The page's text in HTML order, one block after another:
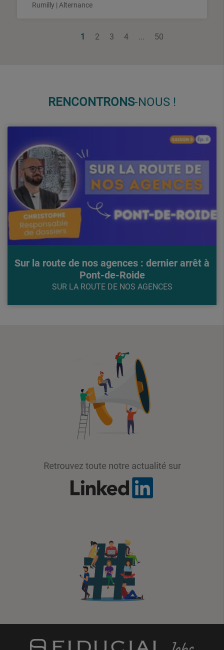
Rumilly | Alternance
1 2 3 4 ... 50
RENCONTRONS-NOUS !
Sur la route de nos agences : dernier arrêt à
Pont-de-Roide
SUR LA ROUTE DE NOS AGENCES